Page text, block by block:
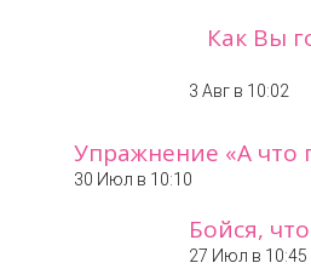
Как Вы
3 Авг в 10:02
Упражнение «А что
30 Июл в 10:10
Бойся,
27 Июл в 10:45